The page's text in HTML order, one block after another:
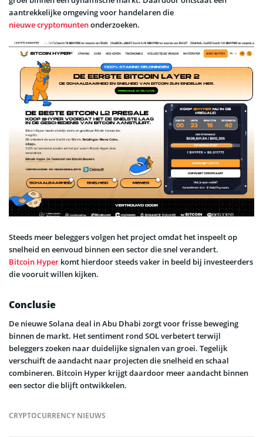
aantrekkelijke omgeving voor handelaren die
nieuwe cryptomuntenonderzoeken.
Steeds meer beleggers volgen het project omdat het inspeelt op
snelheid en eenvoud binnen een sector die snel verandert.
Bitcoin Hyper komt hierdoor steeds vaker in beeld bij investeerders
die vooruit willen kijken.
Conclusie
De nieuwe Solana deal in Abu Dhabi zorgt voor frisse beweging
binnen de markt. Het sentiment rond SOL verbetert terwijl
beleggers zoeken naar duidelijke signalen van groei. Tegelijk
verschuift de aandacht naar projecten die snelheid en schaal
combineren. Bitcoin Hyper krijgt daardoor meer aandacht binnen
een sector die blijft ontwikkelen.
CRYPTOCURRENCY NIEUWS